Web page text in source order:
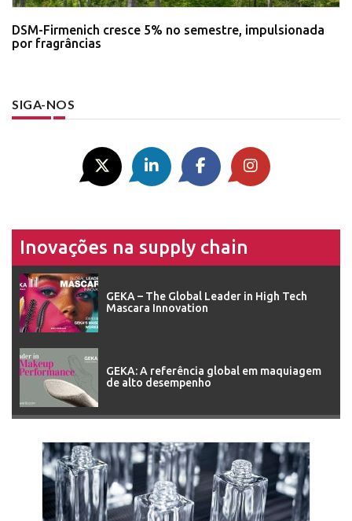
DSM-Firmenich cresce 5% no semestre, impulsionada
por fragrâncias
SIGA-NOS
Inovações na supply chain
GEKA – The Global Leader in High Tech
Mascara Innovation
GEKA: A referência global em maquiagem
de alto desempenho